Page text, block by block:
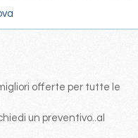
offerte per tutte le
un preventivo..al